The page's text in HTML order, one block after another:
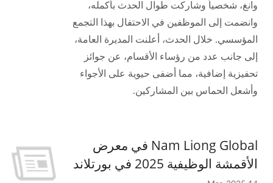
وانغ، شخصياً وشاركت طوال الحدث بأكمله،
وانضمت إلى الموظفين في الاحتفال بهذا التجمع
المؤسسي. خلال الحدث، أعلنت المديرة العامة،
إلى جانب عدد من رؤساء الأقسام، عن جوائز
تحفيزية إضافية، مما أضفى حيوية على الأجواء
وأشعل الحماس بين المشاركين.
Nam Liong Global في معرض
الأقمشة الوظيفية 2025 في بورتلاند